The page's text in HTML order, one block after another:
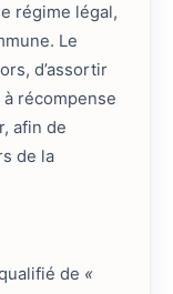
régime légal,
Le
d’assortir
récompense
afin de
de la
de «